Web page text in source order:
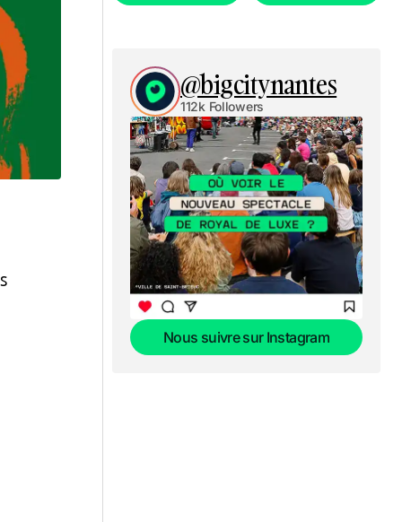
@bigcitynantes
112k Followers
Nous suivre sur Instagram